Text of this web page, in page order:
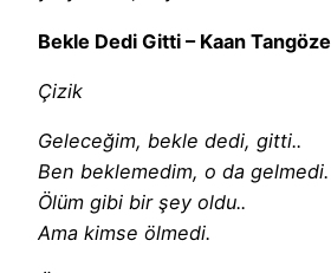
Bekle Dedi Gitti – Kaan Tangöze
Çizik
Geleceğim, bekle dedi, gitti..
Ben beklemedim, o da gelmedi.
Ölüm gibi bir şey oldu..
Ama kimse ölmedi.